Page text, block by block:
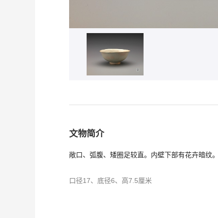
文物简介
敞口、弧腹、矮圈足较直。内壁下部有花卉暗纹
口径17、底径6、高7.5厘米